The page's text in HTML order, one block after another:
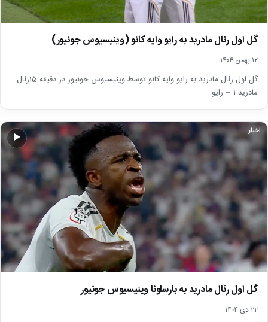
گل اول رئال مادرید به رایو وایه کانو (وینیسیوس جونیور)
۱۲ بهمن ۱۴۰۴
گل اول رئال مادرید به رایو وایه کانو توسط وینیسیوس جونیور در دقیقه 15رئال
مادرید 1 – رایو…
▶
اخبار
گل اول رئال مادرید به بارسلونا وینیسیوس جونیور
۲۲ دی ۱۴۰۴